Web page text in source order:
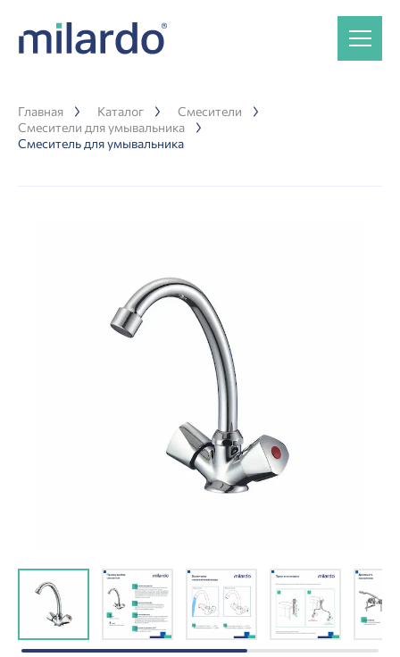
Главная Каталог
Смесители
Смесители для умывальника
Смеситель для умывальника